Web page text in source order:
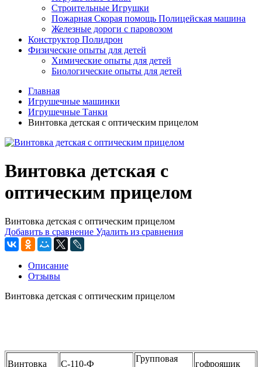
Строительные Игрушки
Пожарная Скорая помощь Полицейская машина
Железные дороги с паровозом
Конструктор Полидрон
Физические опыты для детей
Химические опыты для детей
Биологические опыты для детей
Главная
Игрушечные машинки
Игрушечные Танки
Винтовка детская c оптическим прицелом
Винтовка детская c
оптическим прицелом
Винтовка детская c оптическим прицелом
Добавить в сравнение Удалить из сравнения
Описание
Отзывы
Винтовка детская c оптическим прицелом
Винтовка С-110-Ф
Групповая
гофроящик